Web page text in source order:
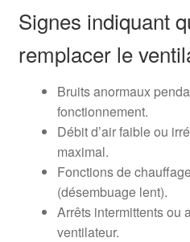
Signes indiquant
remplacer le
Bruits anormaux
fonctionnement.
Débit d’air faible ou
maximal.
Fonctions de
(désembuage lent).
Arrêts intermittents ou
ventilateur.